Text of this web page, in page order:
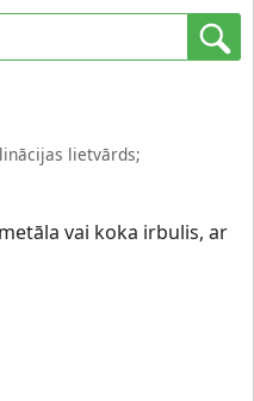
lietvārds;
vai koka irbulis, ar